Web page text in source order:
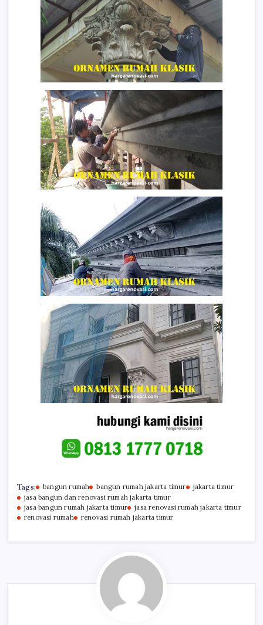
Tags: bangun rumah bangun rumah jakarta timur
jakarta timur
jasa bangun dan renovasi rumah jakarta timur
jasa bangun rumah jakarta timur
jasa renovasi rumah jakarta timur
renovasi rumah
renovasi rumah jakarta timur